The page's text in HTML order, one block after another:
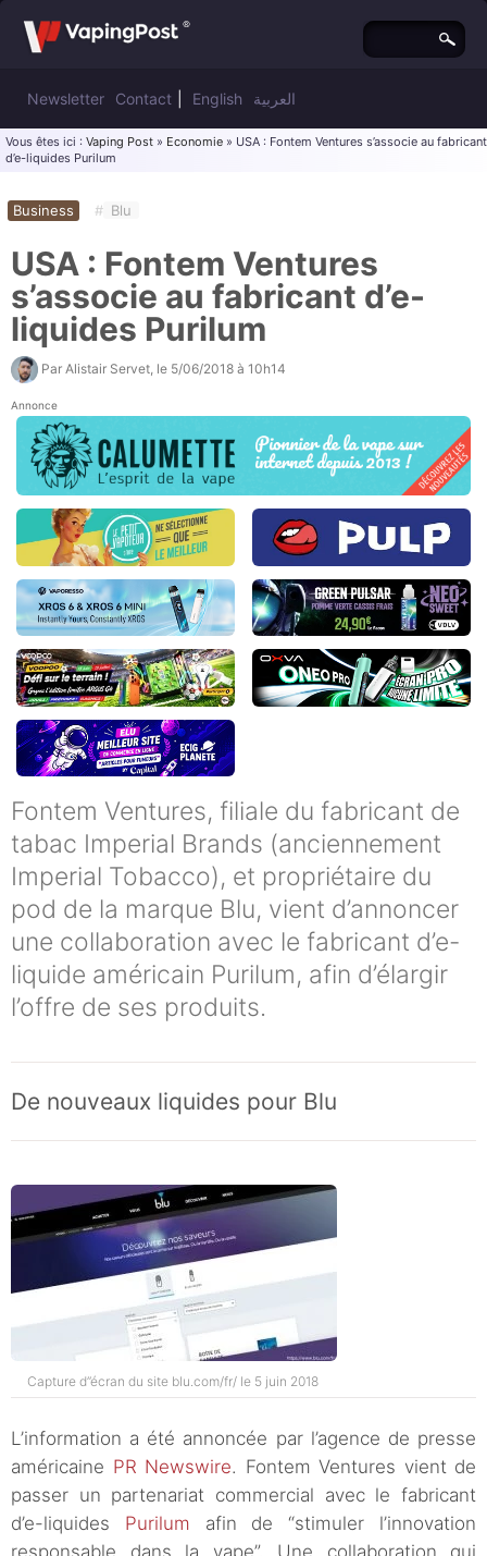
Newsletter Contact English العربية
Vous êtes ici : Vaping Post » Economie » USA : Fontem Ventures s’associe au fabricant
d’e-liquides Purilum
Business # Blu
USA : Fontem Ventures
s’associe au fabricant d’e-
liquides Purilum
Par Alistair Servet , le 5/06/2018 à 10h14
Annonce
Fontem Ventures, filiale du fabricant de
tabac Imperial Brands (anciennement
Imperial Tobacco), et propriétaire du
pod de la marque Blu, vient d’annoncer
une collaboration avec le fabricant d’e-
liquide américain Purilum, afin d’élargir
l’offre de ses produits.
De nouveaux liquides pour Blu
Capture d”écran du site blu.com/fr/ le 5 juin 2018
L’information a été annoncée par l’agence de presse
américaine PR Newswire. Fontem Ventures vient de
passer un partenariat commercial avec le fabricant
d’e-liquides Purilum afin de “stimuler l’innovation